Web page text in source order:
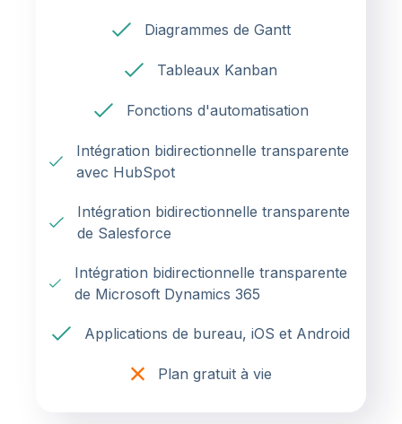
Diagrammes de Gantt
Tableaux Kanban
Fonctions d'automatisation
Intégration bidirectionnelle transparente
avec HubSpot
Intégration bidirectionnelle transparente
de Salesforce
Intégration bidirectionnelle transparente
de Microsoft Dynamics 365
Applications de bureau, iOS et Android
Plan gratuit à vie